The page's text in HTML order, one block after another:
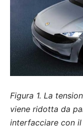
Figura 1. La
viene ridotta da
interfacciare con il